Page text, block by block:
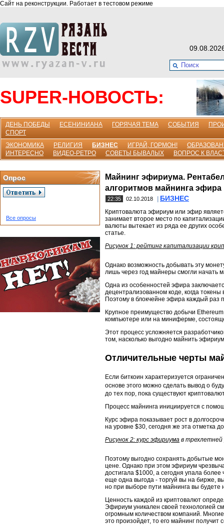
Сайт на реконструкции. Работает в тестовом режиме
SUPER-НОВОСТЬ:
ДЕНЬ ПОБЕДЫ ЕСЕНИНИАНА ГОРЯЧАЯ ТЕМА СОБЫТИЯ
СПОРТ
ЭКОНОМИКА
РЕЛИГИЯ БИЗНЕС ИГРАЙ, ГОРМОН!
ИНТЕРЕСНО
ВИДЕО-РЕТРО СОВЕТЫ БЫВАЛЫХ ВОПРОС К
Опрос
Все опросы
Майнинг эфириума.
алгоритмов майнинга эфира
22:35 02.10.2018 БИЗНЕС
Криптовалюта эфириум или эфир
занимает второе место по
валюты вытекает из ряда ее других
статье.
Рисунок 1: рейтинг капитализации
Однако возможность добывать эту
лишь через год майнеры смогли начать
Одна из особенностей эфира
децентрализованном коде, когда
Поэтому в блокчейне эфира каждый раз
Крупное преимущество добычи
компьютере или на миниферме,
Этот процесс усложняется
том, насколько выгодно майнить
Отличительные черты
Если биткоин характеризуется
основе этого можно сделать вывод о
до тех пор, пока существуют
Процесс майнинга инициируется с
Курс эфира показывает рост в
на уровне $30, сегодня же эта отметка
Рисунок 2: курс эфириума в
Поэтому выгодно сохранять добытые
цене. Однако при этом эфириум
достигала $1000, а сегодня упала
еще одна выгода - торгуй вы на бирже,
но при выборе пути майнинга вы
Ценность каждой из криптовалют
Эфириум уникален своей технологией
огромным количеством компаний.
это произойдет, то его майнинг